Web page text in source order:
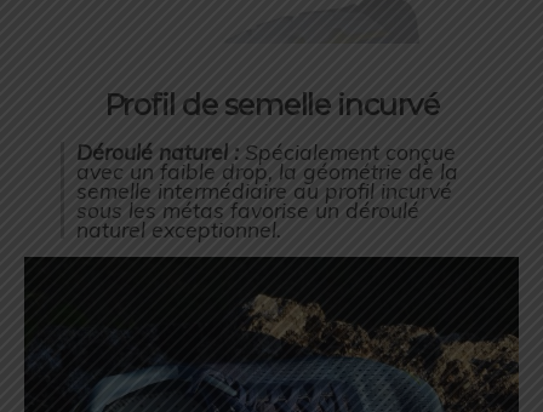
Profil de semelle incurvé
Déroulé naturel : Spécialement conçue
avec un faible drop, la géométrie de la
semelle intermédiaire au profil incurvé
sous les métas favorise un déroulé
naturel exceptionnel.